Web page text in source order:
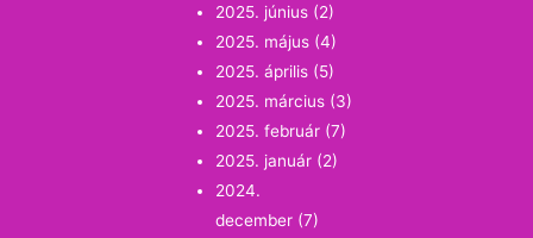
2025. június (2)
2025. május (4)
2025. április (5)
2025. március (3)
2025. február (7)
2025. január (2)
2024.
december (7)